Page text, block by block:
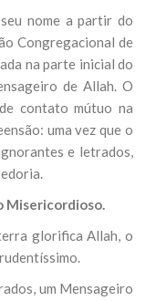
nome a partir do
Congregacional de
na parte inicial do
de Allah. O
contato mútuo na
uma vez que o
e letrados,
Misericordioso.
glorifica Allah, o
um Mensageiro